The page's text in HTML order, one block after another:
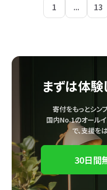
1 ... 13
まずは体験
寄付をもっとシン
国内No.1のオール
で、支援をは
30日間